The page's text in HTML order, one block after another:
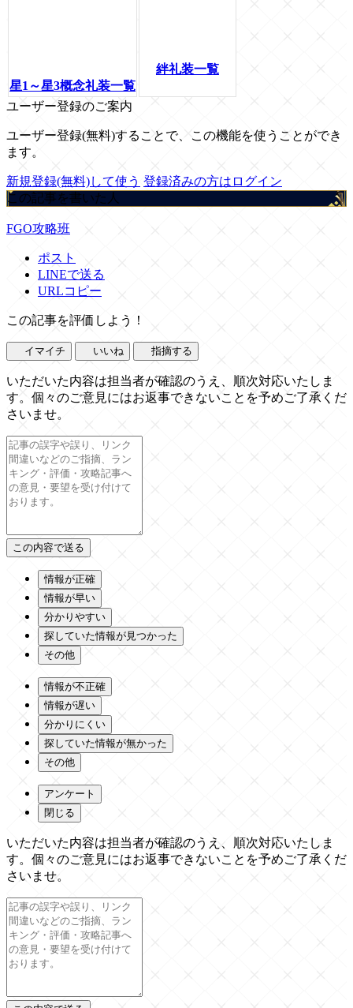
星1～星3概念礼装一覧
絆礼装一覧
ユーザー登録のご案内
ユーザー登録(無料)することで、この機能を使うことができ
ます。
新規登録(無料)して使う 登録済みの方はログイン
この記事を書いた人
FGO攻略班
ポスト
LINEで送る
URLコピー
この記事を評価しよう！
イマイチ いいね 指摘する
いただいた内容は担当者が確認のうえ、順次対応いたしま
す。個々のご意見にはお返事できないことを予めご了承くだ
さいませ。
情報が正確
情報が早い
分かりやすい
探していた情報が見つかった
その他
情報が不正確
情報が遅い
分かりにくい
探していた情報が無かった
その他
アンケート
閉じる
いただいた内容は担当者が確認のうえ、順次対応いたしま
す。個々のご意見にはお返事できないことを予めご了承くだ
さいませ。